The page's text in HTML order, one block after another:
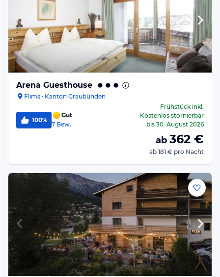
Arena Guesthouse
Flims · Kanton Graubünden
100%
Gut
7 Bew.
Frühstückinkl.
Kostenlos stornierbar
bis 30. August 2026
ab 362 €
ab 181 € pro Nacht